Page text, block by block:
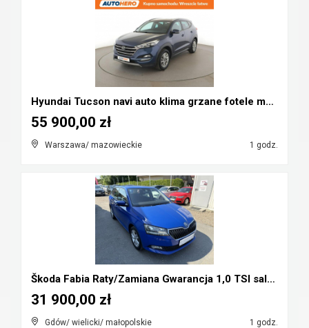
Hyundai Tucson navi auto klima grzane fotele manua...
Warszawa/ mazowieckie 1 godz.
55 900,00 zł
Škoda Fabia Raty/Zamiana Gwarancja 1,0 TSI salon P...
Gdów/ wielicki/ małopolskie 1 godz.
31 900,00 zł